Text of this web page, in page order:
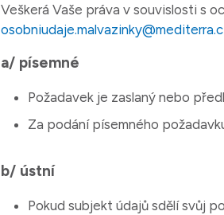
Veškerá Vaše práva v souvislosti s
a/ písemné
Požadavek je zaslaný nebo
Za podání písemného
b/ ústní
Pokud subjekt údajů sdělí svůj